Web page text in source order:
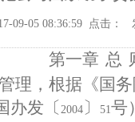
09-05 08:36:59 点击：
第一章 总
理，根据《国
办发〔 2004 〕 51号